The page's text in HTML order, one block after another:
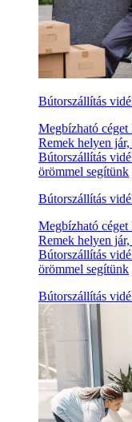
Bútorszállítás
Megbízható céget
Remek helyen
Bútorszállítás
örömmel segítünk
Bútorszállítás
Megbízható céget
Remek helyen
Bútorszállítás
örömmel segítünk
Bútorszállítás